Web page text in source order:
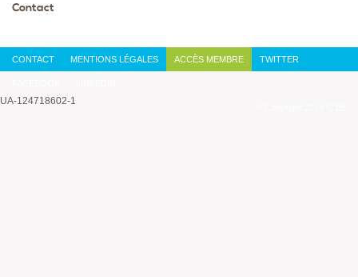
Contact
CONTACT MENTIONS LÉGALES ACCÈS MEMBRE TWITTER
UA-124718602-1